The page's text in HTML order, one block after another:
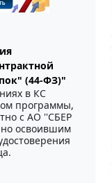
(44-ФЗ)"
в КС
программы,
с АО ''СБЕР
освоившим